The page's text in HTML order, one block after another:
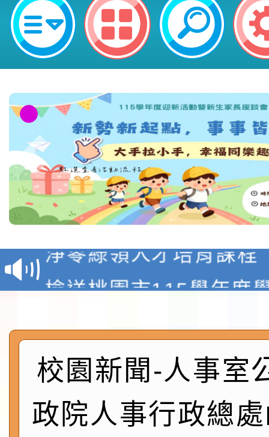
央及地方各機關（構）公務員服勤
Q&A（115年5月版）」1份-桃園
民小學
教育部校安中心白海豚
報
淨零綠領人才培育課程
檢送桃園市115學年度
程
函轉國家通訊傳播委員
鎮韌性（防空）演習－
速演練執行計畫」
「115年金融知識線上
法」
本校115學年度第1學
校園新聞-人事室
政院人事行政總